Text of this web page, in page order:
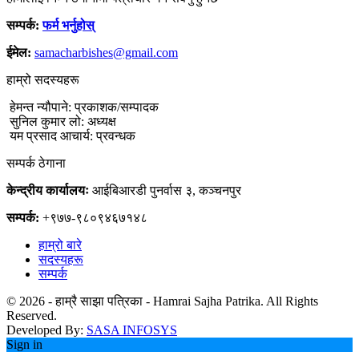
सम्पर्क:फर्म भर्नुहोस्
ईमेल: samacharbishes@gmail.com
हाम्रो सदस्यहरू
हेमन्त न्यौपाने: प्रकाशक/सम्पादक
सुनिल कुमार लो: अध्यक्ष
यम प्रसाद आचार्य: प्रवन्धक
सम्पर्क ठेगाना
केन्द्रीय कार्यालयः आईबिआरडी पुनर्वास ३, कञ्चनपुर
सम्पर्क: +९७७-९८०९४६७१४८
हाम्रो बारे
सदस्यहरू
सम्पर्क
© 2026 - हाम्रै साझा पत्रिका - Hamrai Sajha Patrika. All Rights
Reserved.
Developed By: SASA INFOSYS
Sign in